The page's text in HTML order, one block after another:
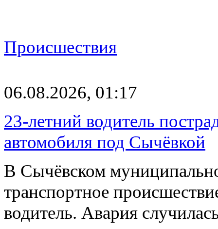
Происшествия
06.08.2026, 01:17
23-летний водитель
автомобиля под Сычёвкой
В Сычёвском
транспортное
водитель. Авария